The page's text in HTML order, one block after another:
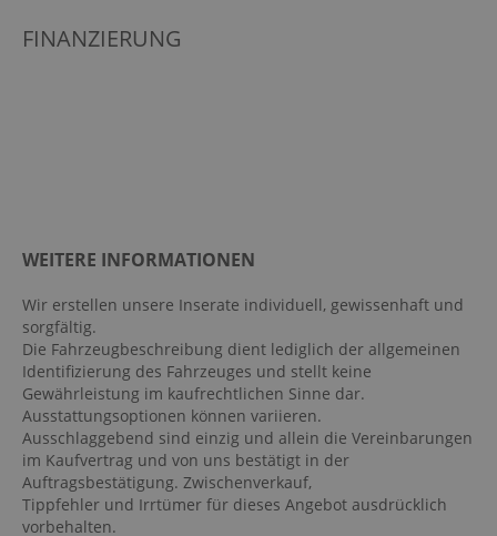
Außentemperatur Anzeige
Einparkhilfe hinten
Elektr. Stabilitätsprogramm ESP
Fahrer- /Beifahrerairbag
Fahrersitz höhenverstellbar
Fahrlichtautomatik
Fahrprofilauswahl
Fensterheber elektrisch 4-fach
FINANZIERUNG
WEITERE INFORMATIONEN
Wir erstellen unsere Inserate individuell, gewissenhaft und
sorgfältig.
Die Fahrzeugbeschreibung dient lediglich der allgemeinen
Identifizierung des Fahrzeuges und stellt keine
Gewährleistung im kaufrechtlichen Sinne dar.
Ausstattungsoptionen können variieren.
Ausschlaggebend sind einzig und allein die Vereinbarungen
im Kaufvertrag und von uns bestätigt in der
Auftragsbestätigung. Zwischenverkauf,
Tippfehler und Irrtümer für dieses Angebot ausdrücklich
vorbehalten.